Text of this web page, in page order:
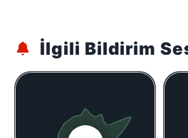
İlgili Bildirim